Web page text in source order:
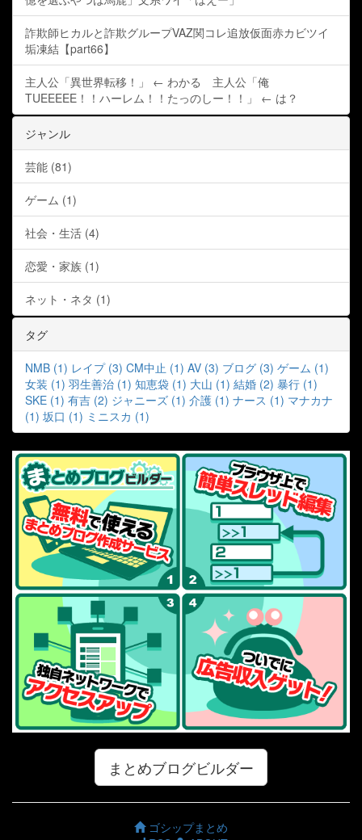
詐欺師ヒカルと詐欺グループVAZ関コレ追放仮面赤カビツイ
垢凍結【part66】
主人公「異世界転移！」 ← わかる 主人公「俺
TUEEEEE！！ハーレム！！たっのしー！！」 ← は？
ジャンル
芸能 (81)
ゲーム (1)
社会・生活 (4)
恋愛・家族 (1)
ネット・ネタ (1)
タグ
NMB (1) レイプ (3) CM中止 (1) AV (3) ブログ (3) ゲーム (1)
女装 (1) 羽生善治 (1) 知恵袋 (1) 大山 (1) 結婚 (2) 暴行 (1)
SKE (1) 有吉 (2) ジャニーズ (1) 介護 (1) ナース (1) マナカナ
(1) 坂口 (1) ミニスカ (1)
まとめブログビルダー
ゴシップまとめ